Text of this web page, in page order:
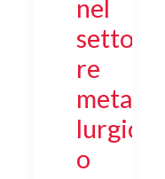
nel
setto
re
metal
lurgic
o